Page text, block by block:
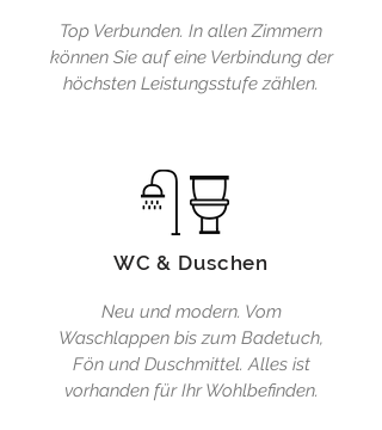
Top Verbunden. In allen Zimmern
können Sie auf eine Verbindung der
höchsten Leistungsstufe zählen.
WC & Duschen
Neu und modern. Vom
Waschlappen bis zum Badetuch,
Fön und Duschmittel. Alles ist
vorhanden für Ihr Wohlbefinden.